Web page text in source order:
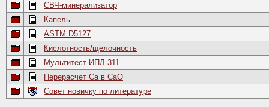
СВЧ-минерализатор
Капель
ASTM D5127
Кислотность/щелочность
Мультитест ИПЛ-311
Перерасчет Ca в CaO
Совет новичку по литературе